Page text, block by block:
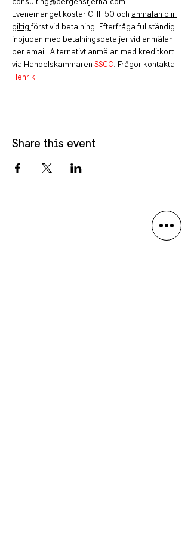
consulting@bergenstjerna.com.
Evenemanget kostar CHF 50 och anmälan blir
giltig först vid betalning. Efterfråga fullständig
inbjudan med betalningsdetaljer vid anmälan
per email. Alternativt anmälan med kreditkort
via Handelskammaren SSCC. Frågor kontakta
Henrik
Share this event